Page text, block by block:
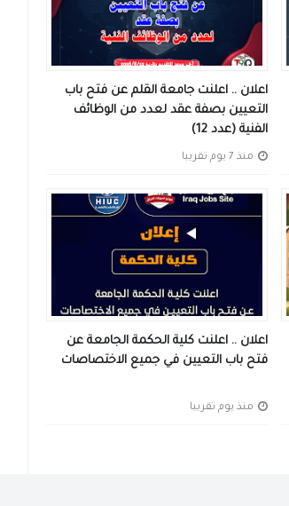
اعلان .. اعلنت جامعة القلم عن فتح باب
التعيين بصفة عقد لعدد من الوظائف
الفنية (عدد 12)
منذ 7 يوم تقريبا
اعلان .. اعلنت كلية الحكمة الجامعة عن
فتح باب التعيين في جميع الاختصاصات
منذ يوم تقريبا